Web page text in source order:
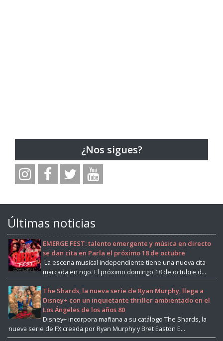
¿Nos sigues?
Últimas noticias
EMERGE FEST: talento emergente y música en directo
se dan cita en Parla el próximo 18 de octubre
La escena musical independiente tiene una nueva cita
marcada en rojo. El próximo domingo 18 de octubre d...
The Shards, la nueva serie de Ryan Murphy, llega a
Disney+ con un inquietante thriller ambientado en el
Los Ángeles de los años 80
Disney+ incorpora mañana a su catálogo The Shards, la
nueva serie de FX creada por Ryan Murphy y Bret Easton E...